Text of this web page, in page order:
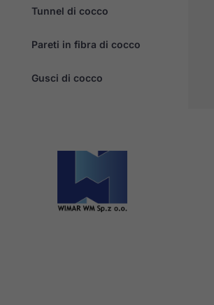
Tunnel di cocco
Pareti in fibra di cocco
Gusci di cocco